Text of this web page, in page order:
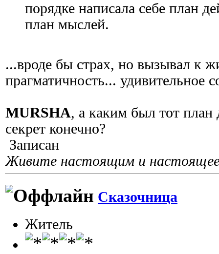
порядке написала себе план
план мыслей.
...вроде бы страх, но вызывал к
прагматичность... удивительное
MURSHA, а каким был тот план
секрет конечно?
Записан
Живите настоящим и
Сказочница
Житель